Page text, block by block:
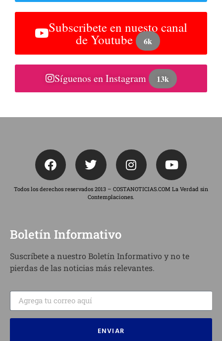
Subscribete en nuesto canal
de Youtube 6k
Síguenos en Instagram 13k
Todos los derechos reservados 2013 – COSTANOTICIAS.COM La Verdad sin
Contemplaciones.
Boletín Informativo
Suscríbete a nuestro Boletín Informativo y no te
pierdas de las noticias más relevantes.
ENVIAR